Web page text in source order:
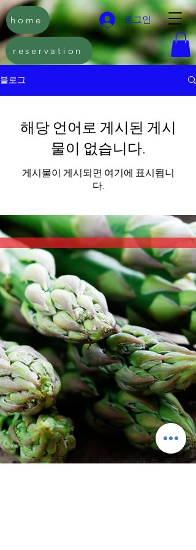
로그인
reservation
home
블로그
해당 언어로 게시된 게시
물이 없습니다.
게시물이 게시되면 여기에 표시됩니
다.